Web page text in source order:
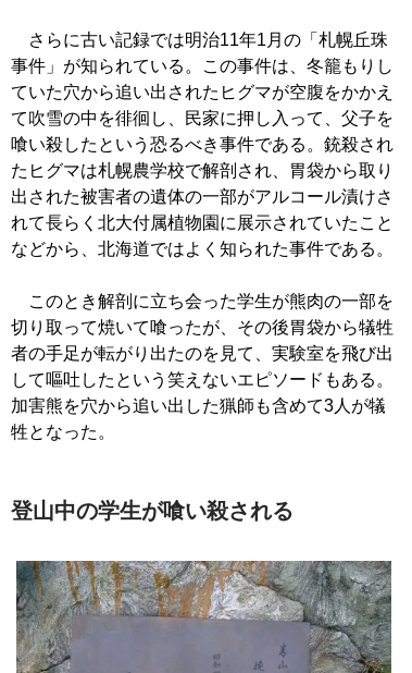
さらに古い記録では明治11年1月の「札幌丘珠
事件」が知られている。この事件は、冬籠もりし
ていた穴から追い出されたヒグマが空腹をかかえ
て吹雪の中を徘徊し、民家に押し入って、父子を
喰い殺したという恐るべき事件である。銃殺され
たヒグマは札幌農学校で解剖され、胃袋から取り
出された被害者の遺体の一部がアルコール漬けさ
れて長らく北大付属植物園に展示されていたこと
などから、北海道ではよく知られた事件である。
このとき解剖に立ち会った学生が熊肉の一部を
切り取って焼いて喰ったが、その後胃袋から犠牲
者の手足が転がり出たのを見て、実験室を飛び出
して嘔吐したという笑えないエピソードもある。
加害熊を穴から追い出した猟師も含めて3人が犠
牲となった。
登山中の学生が喰い殺される